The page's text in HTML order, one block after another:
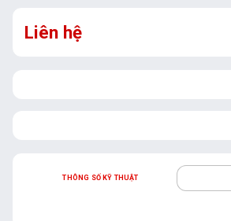
Liên hệ
THÔNG SỐ KỸ THUẬT